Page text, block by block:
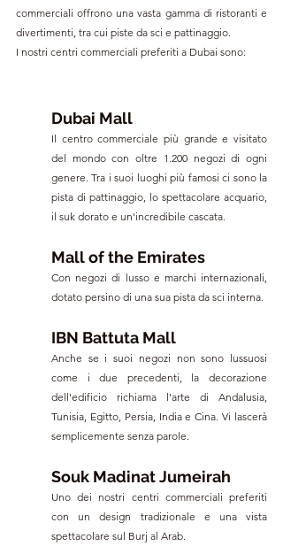
commerciali offrono una vasta gamma di ristoranti e
divertimenti, tra cui piste da sci e pattinaggio.
I nostri centri commerciali preferiti a Dubai sono:
Dubai Mall
Il centro commerciale più grande e visitato
del mondo con oltre 1.200 negozi di ogni
genere. Tra i suoi luoghi più famosi ci sono la
pista di pattinaggio, lo spettacolare acquario,
il suk dorato e un'incredibile cascata.
Mall of the Emirates
Con negozi di lusso e marchi internazionali,
dotato persino di una sua pista da sci interna.
IBN Battuta Mall
Anche se i suoi negozi non sono lussuosi
come i due precedenti, la decorazione
dell'edificio richiama l'arte di Andalusia,
Tunisia, Egitto, Persia, India e Cina. Vi lascerà
semplicemente senza parole.
Souk Madinat Jumeirah
Uno dei nostri centri commerciali preferiti
con un design tradizionale e una vista
spettacolare sul Burj al Arab.